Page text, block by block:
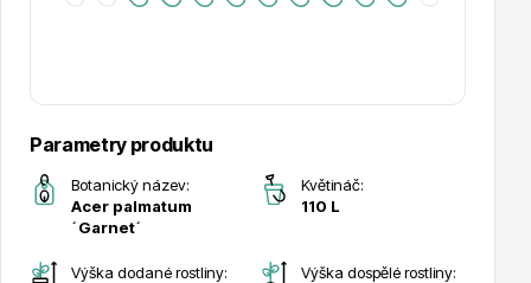
Parametry produktu
Botanický název:
Acer palmatum
´Garnet´
Květináč:
110 L
Výška dodané rostliny:
Výška dospělé rostliny: